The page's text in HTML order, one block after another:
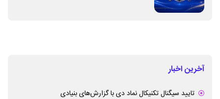
آخرین اخبار
تایید سیگنال تکنیکال نماد دی با گزارش‌های بنیادی